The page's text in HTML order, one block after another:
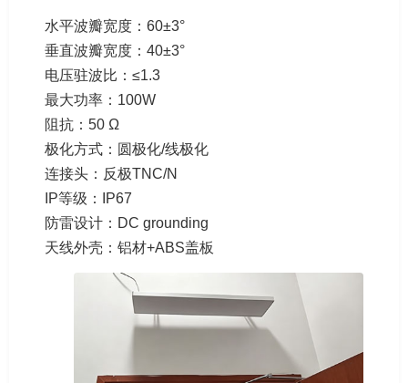
水平波瓣宽度：60±3°
垂直波瓣宽度：40±3°
电压驻波比：≤1.3
最大功率：100W
阻抗：50 Ω
极化方式：圆极化/线极化
连接头：反极TNC/N
IP等级：IP67
防雷设计：DC grounding
天线外壳：铝材+ABS盖板